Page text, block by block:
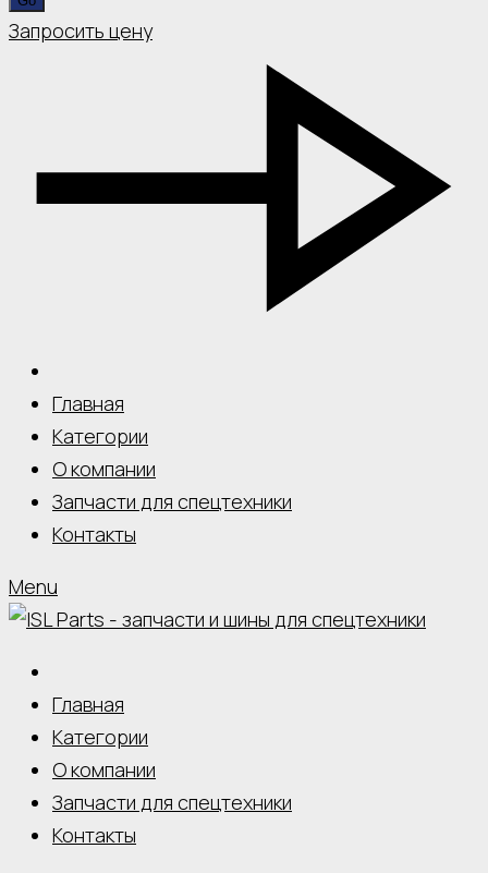
Запросить цену
Главная
Категории
О компании
Запчасти для спецтехники
Контакты
Menu
Главная
Категории
О компании
Запчасти для спецтехники
Контакты